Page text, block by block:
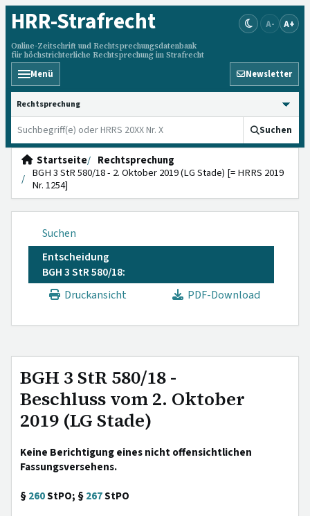
HRR-Strafrecht
Online-Zeitschrift und Rechtsprechungsdatenbank
für höchstrichterliche Rechtsprechung im Strafrecht
A- A+
Menü Newsletter
HRRS durchsuchen
Suchen
Startseite
Rechtsprechung
BGH 3 StR 580/18 - 2. Oktober 2019 (LG Stade) [= HRRS 2019
Nr. 1254]
Suchen
Entscheidung
BGH 3 StR 580/18:
Druckansicht
PDF-Download
BGH 3 StR 580/18 -
Beschluss vom 2. Oktober
2019 (LG Stade)
Keine Berichtigung eines nicht offensichtlichen
Fassungsversehens.
§260StPO; §267StPO